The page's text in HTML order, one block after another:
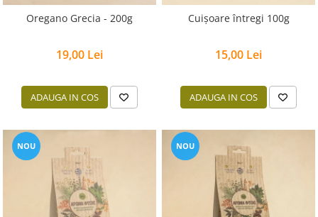
Oregano Grecia - 200g
19,00 Lei
ADAUGA IN COS
Cuișoare întregi 100g
15,00 Lei
ADAUGA IN COS
NOU NOU